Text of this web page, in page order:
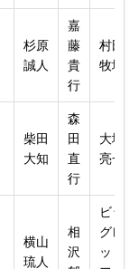
杉原
誠人
嘉
藤
貴
行
村田
牧場
柴田
大知
森
田
直
行
大塚
亮一
横山
琉人
相
沢
ビッ
グレ
ッド